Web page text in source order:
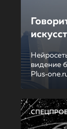
видение